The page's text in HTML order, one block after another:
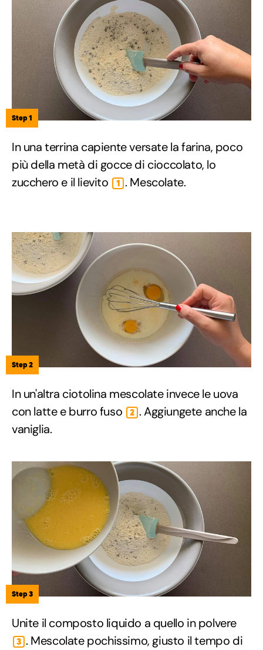
Step 1
In una terrina capiente versate la farina, poco
più della metà di gocce di cioccolato, lo
zucchero e il lievito
1 . Mescolate.
Step 2
In un'altra ciotolina mescolate invece le uova
con latte e burro fuso
2 . Aggiungete anche la
vaniglia.
Step 3
Unite il composto liquido a quello in polvere
3 . Mescolate pochissimo, giusto il tempo di